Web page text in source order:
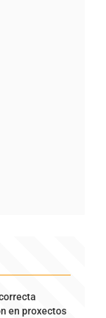
en proxectos